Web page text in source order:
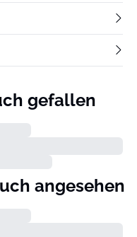
gefallen
angesehen